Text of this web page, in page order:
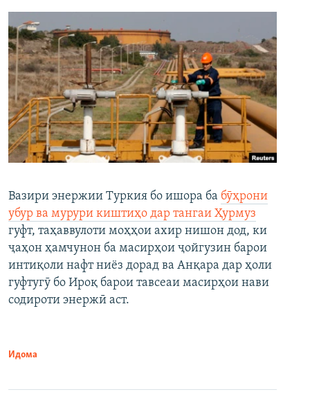
Вазири энержии Туркия бо ишора ба бӯҳрони
убур ва мурури киштиҳо дар тангаи Ҳурмуз
гуфт, таҳаввулоти моҳҳои ахир нишон дод, ки
ҷаҳон ҳамчунон ба масирҳои ҷойгузин барои
интиқоли нафт ниёз дорад ва Анқара дар ҳоли
гуфтугӯ бо Ироқ барои тавсеаи масирҳои нави
содироти энержӣ аст.
Идома